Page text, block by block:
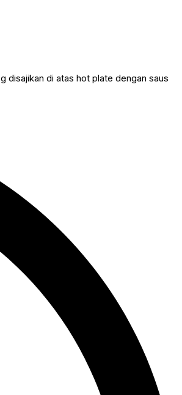
disajikan di atas hot plate dengan saus